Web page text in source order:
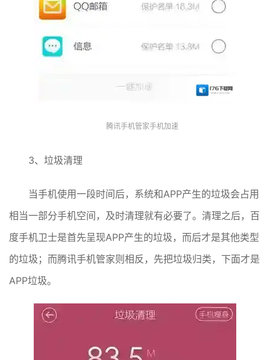
腾讯手机管家手机加速
3、垃圾清理
当手机使用一段时间后，系统和APP产生的垃圾会占用
相当一部分手机空间，及时清理就有必要了。清理之后，百
度手机卫士是首先呈现APP产生的垃圾，而后才是其他类型
的垃圾；而腾讯手机管家则相反，先把垃圾归类，下面才是
APP垃圾。